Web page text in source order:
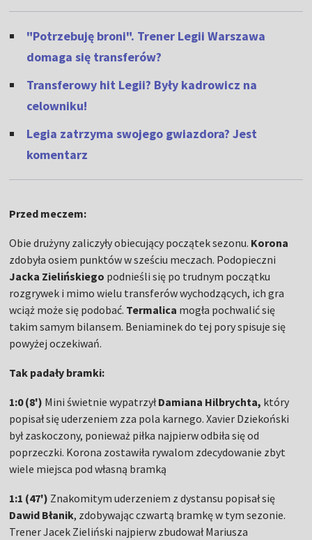
"Potrzebuję broni". Trener Legii Warszawa
domaga się transferów?
Transferowy hit Legii? Były kadrowicz na
celowniku!
Legia zatrzyma swojego gwiazdora? Jest
komentarz
Przed meczem:
Obie drużyny zaliczyły obiecujący początek sezonu. Korona
zdobyła osiem punktów w sześciu meczach. Podopieczni
Jacka Zielińskiego podnieśli się po trudnym początku
rozgrywek i mimo wielu transferów wychodzących, ich gra
wciąż może się podobać. Termalica mogła pochwalić się
takim samym bilansem. Beniaminek do tej pory spisuje się
powyżej oczekiwań.
Tak padały bramki:
1:0 (8') Mini świetnie wypatrzyłDamiana Hilbrychta, który
popisał się uderzeniem zza pola karnego. Xavier Dziekoński
był zaskoczony, ponieważ piłka najpierw odbiła się od
poprzeczki. Korona zostawiła rywalom zdecydowanie zbyt
wiele miejsca pod własną bramką
1:1 (47') Znakomitym uderzeniem z dystansu popisał się
Dawid Błanik, zdobywając czwartą bramkę w tym sezonie.
Trener Jacek Zieliński najpierw zbudował Mariusza